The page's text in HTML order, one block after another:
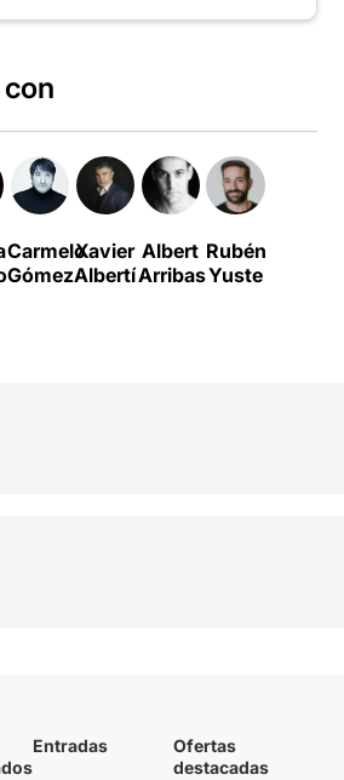
Carmelo
Gómez
Xavier
Albertí
Albert
Arribas
Rubén
Yuste
Entradas
Ofertas
destacadas